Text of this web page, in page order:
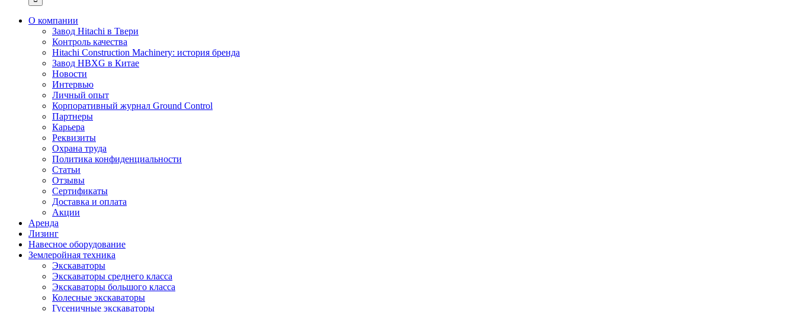
О компании
Завод Hitachi в Твери
Контроль качества
Hitachi Construction Machinery: история бренда
Завод HBXG в Китае
Новости
Интервью
Личный опыт
Корпоративный журнал Ground Control
Партнеры
Карьера
Реквизиты
Охрана труда
Политика конфиденциальности
Статьи
Отзывы
Сертификаты
Доставка и оплата
Акции
Аренда
Лизинг
Навесное оборудование
Землеройная техника
Экскаваторы
Экскаваторы среднего класса
Экскаваторы большого класса
Колесные экскаваторы
Гусеничные экскаваторы